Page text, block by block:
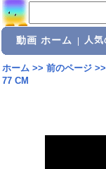
動画 ホーム 人
ホーム>> 前のページ>>
77 CM